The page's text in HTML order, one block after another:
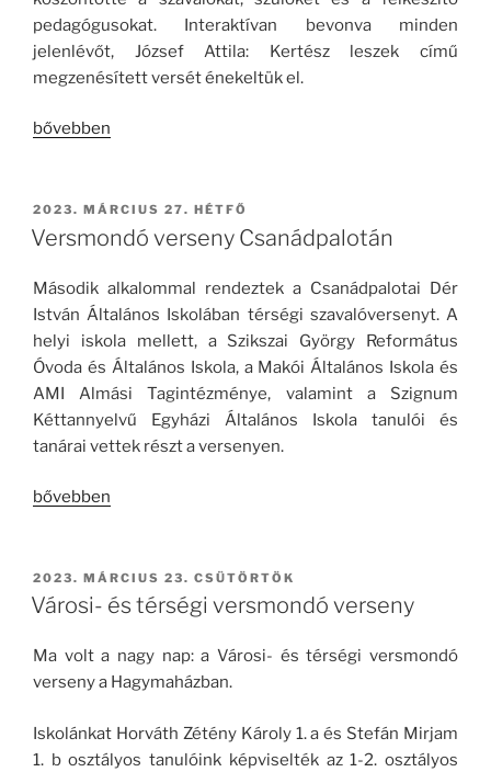
pedagógusokat. Interaktívan bevonva minden
jelenlévőt, József Attila: Kertész leszek című
megzenésített versét énekeltük el.
„Városi-
szavalóverseny
díjkiosztó
bővebben
BEKÜLDVE:
2023. MÁRCIUS 27. HÉTFŐ
Versmondó verseny Csanádpalotán
Második alkalommal rendeztek a Csanádpalotai Dér
István Általános Iskolában térségi szavalóversenyt. A
helyi iskola mellett, a Szikszai György Református
Óvoda és Általános Iskola, a Makói Általános Iskola és
AMI Almási Tagintézménye, valamint a Szignum
Kéttannyelvű Egyházi Általános Iskola tanulói és
tanárai vettek részt a versenyen.
„Versmondó
bővebben
BEKÜLDVE:
2023. MÁRCIUS 23. CSÜTÖRTÖK
Városi- és térségi versmondó verseny
Ma volt a nagy nap: a Városi- és térségi versmondó
verseny a Hagymaházban.
Iskolánkat Horváth Zétény Károly 1. a és Stefán Mirjam
1. b osztályos tanulóink képviselték az 1-2. osztályos